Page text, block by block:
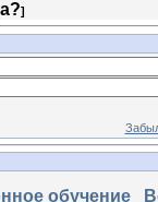
]
обучение